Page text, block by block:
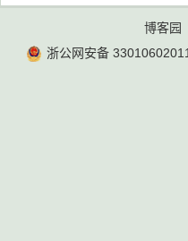
博客园
浙公网安备